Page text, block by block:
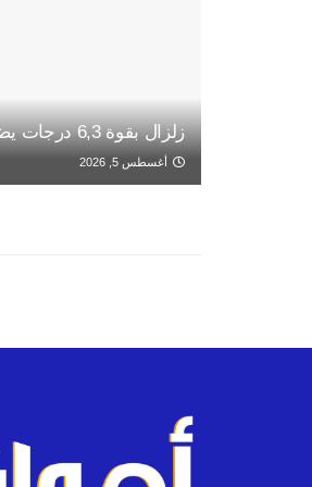
زلزال بقوة 6,3 درجات يضرب جنوب الفيليبين
أغسطس 5, 2026